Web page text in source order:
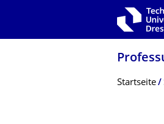
Zur Hauptnavigation springen
Startseite